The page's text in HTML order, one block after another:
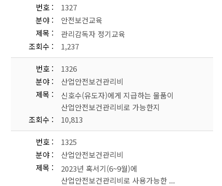
번호
1327
분야
안전보건교육
제목
관리감독자 정기교육
조회수
1,237
번호
1326
분야
산업안전보건관리비
제목
신호수(유도자)에게 지급하는 물품이
산업안전보건관리비로 가능한지
조회수
10,813
번호
1325
분야
산업안전보건관리비
제목
2023년 혹서기(6~9월)에
산업안전보건관리비로 사용가능한 ...